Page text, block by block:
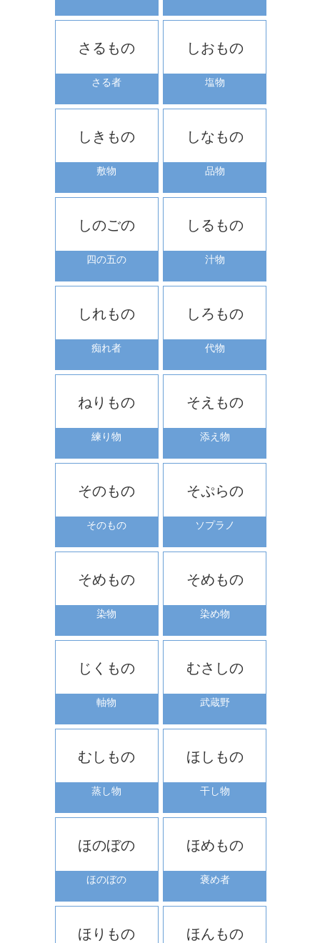
さるもの
さる者
しおもの
塩物
しきもの
敷物
しなもの
品物
しのごの
四の五の
しるもの
汁物
しれもの
痴れ者
しろもの
代物
ねりもの
練り物
そえもの
添え物
そのもの
そのもの
そぷらの
ソプラノ
そめもの
染物
そめもの
染め物
じくもの
軸物
むさしの
武蔵野
むしもの
蒸し物
ほしもの
干し物
ほのぼの
ほのぼの
ほめもの
褒め者
ほりもの ほんもの